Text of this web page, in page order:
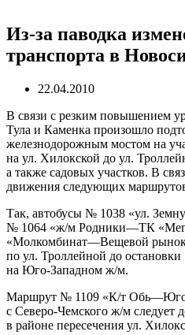
Из-за паводка
транспорта в
22.04.2010
В связи с резким повышением
Тула и Каменка произошло
железнодорожным мостом на
на ул. Хилокской до ул.
а также садовых участков. В
движения следующих
Так, автобусы № 1038 «ул.
№ 1064 «ж/м Родники—ТК
«Молкомбинат—Вещевой рынок
по ул. Троллейной до
на Юго-Западном ж/м.
Маршрут № 1109 «К/т Обь—
с Северо-Чемского ж/м следует
в районе пересечения ул.